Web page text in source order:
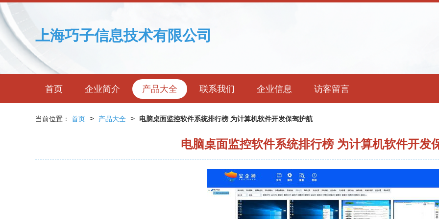
上海巧子信息技术有限公司
首页 企业简介 产品大全 联系我们 企业信息 访客留言
当前位置： 首页 > 产品大全 > 电脑桌面监控软件系统排行榜 为计算机软件开发保驾护航
电脑桌面监控软件系统排行榜 为计算机软件开发